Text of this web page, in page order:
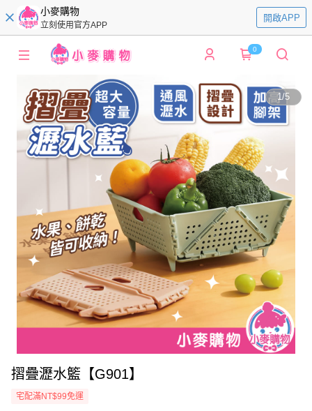
小麥購物
立刻使用官方APP
開啟APP
0
1/5
摺疊瀝水籃【G901】
宅配滿NT$99免運